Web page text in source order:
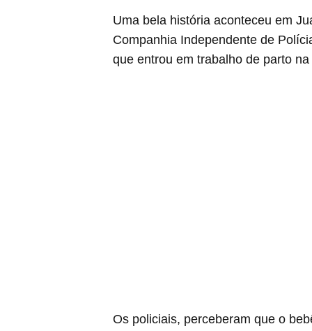
Uma bela história aconteceu em
Companhia Independente de
que entrou em trabalho de parto
Os policiais, perceberam que o